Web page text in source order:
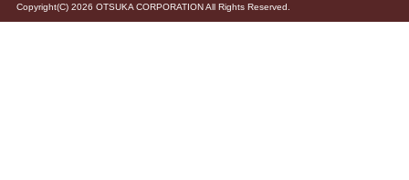
Copyright(C) 2026 OTSUKA CORPORATION All Rights Reserved.